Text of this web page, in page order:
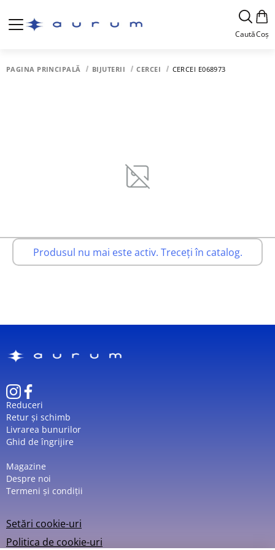
CautăCoș
PAGINA PRINCIPALĂ BIJUTERII CERCEI CERCEI E068973
Produsul nu mai este activ. Treceți în catalog.
Reduceri
Retur și schimb
Livrarea bunurilor
Ghid de îngrijire
Magazine
Despre noi
Termeni și condiții
Setări cookie-uri
Politica de cookie-uri